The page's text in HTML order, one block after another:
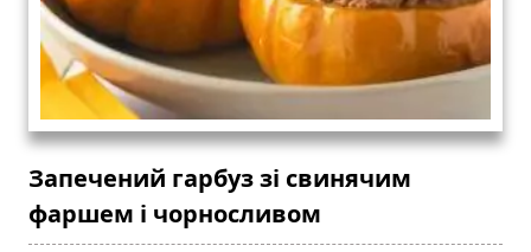
Запечений гарбуз зі свинячим
фаршем і чорносливом